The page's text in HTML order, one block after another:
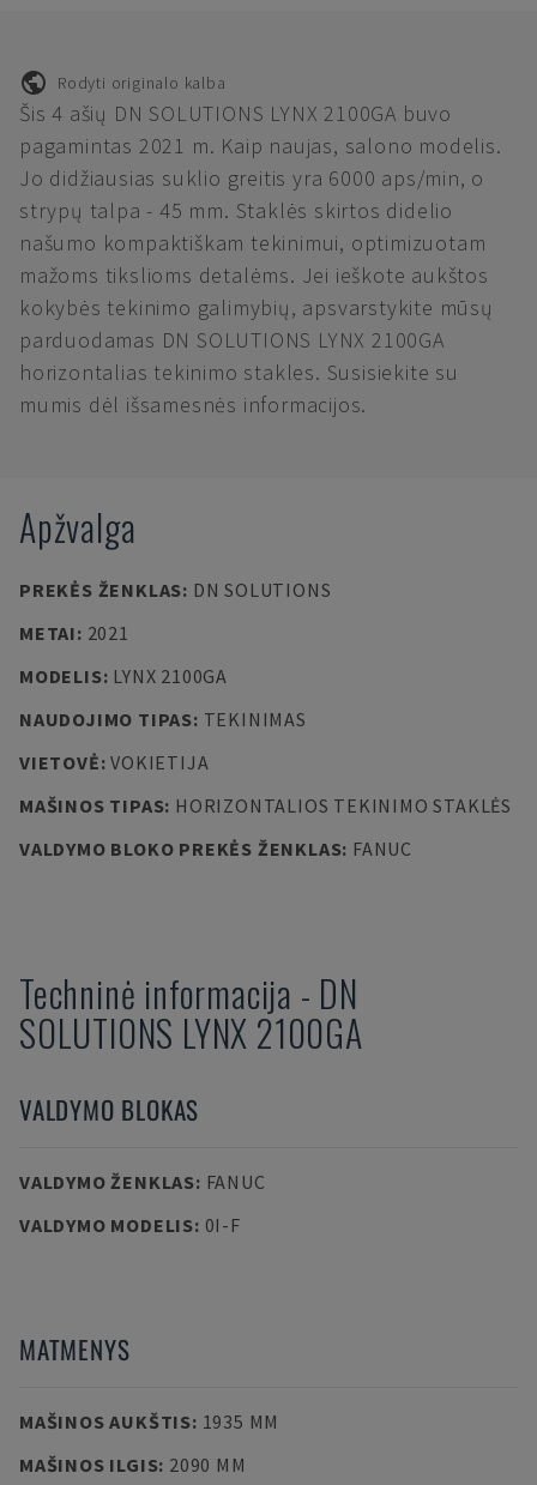
Rodyti originalo kalba
Šis 4 ašių DN SOLUTIONS LYNX 2100GA buvo
pagamintas 2021 m. Kaip naujas, salono modelis.
Jo didžiausias suklio greitis yra 6000 aps/min, o
strypų talpa - 45 mm. Staklės skirtos didelio
našumo kompaktiškam tekinimui, optimizuotam
mažoms tikslioms detalėms. Jei ieškote aukštos
kokybės tekinimo galimybių, apsvarstykite mūsų
parduodamas DN SOLUTIONS LYNX 2100GA
horizontalias tekinimo stakles. Susisiekite su
mumis dėl išsamesnės informacijos.
Apžvalga
PREKĖS ŽENKLAS: DN SOLUTIONS
METAI: 2021
MODELIS: LYNX 2100GA
NAUDOJIMO TIPAS: TEKINIMAS
VIETOVĖ:VOKIETIJA
MAŠINOS TIPAS: HORIZONTALIOS TEKINIMO STAKLĖS
VALDYMO BLOKO PREKĖS ŽENKLAS: FANUC
Techninė informacija - DN
SOLUTIONS LYNX 2100GA
VALDYMO BLOKAS
VALDYMO ŽENKLAS: FANUC
VALDYMO MODELIS: 0I-F
MATMENYS
MAŠINOS AUKŠTIS: 1935 MM
MAŠINOS ILGIS: 2090 MM